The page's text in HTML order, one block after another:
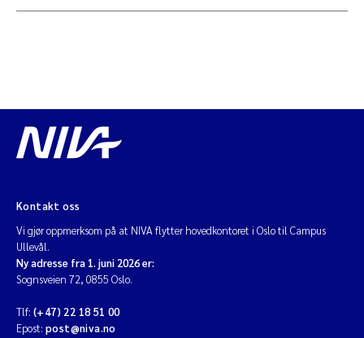
Kontakt oss
Vi gjør oppmerksom på at NIVA flytter hovedkontoret i Oslo til Campus
Ullevål.
Ny adresse fra 1. juni 2026 er:
Sognsveien 72, 0855 Oslo.
Tlf: (+47) 22 18 51 00
Epost: post@niva.no